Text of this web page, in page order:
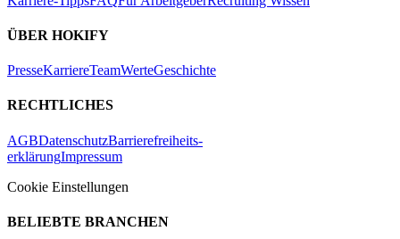
ÜBER HOKIFY
PresseKarriereTeamWerteGeschichte
RECHTLICHES
AGBDatenschutzBarrierefreiheits-
erklärungImpressum
Cookie Einstellungen
BELIEBTE BRANCHEN